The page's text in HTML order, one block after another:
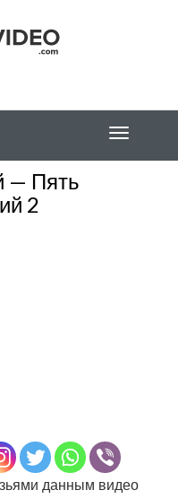
— Пять
2
данным видео